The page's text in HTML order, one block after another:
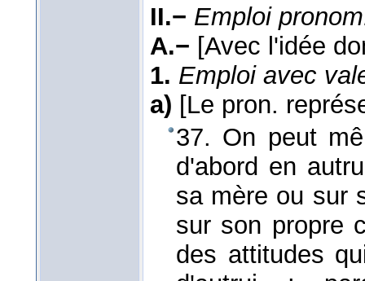
II.− Emploi
A.− [Avec l'idée
1. Emploi avec
a) [Le pron.
37. On peut
d'abord en
sa mère ou sur
sur son propre
des attitudes